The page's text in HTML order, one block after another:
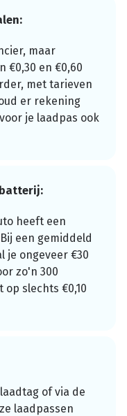
maar
€0,30 en €0,60
met tarieven
er rekening
je laadpas ook
heeft een
een gemiddeld
je ongeveer €30
zo'n 300
slechts €0,10
of via de
laadpassen